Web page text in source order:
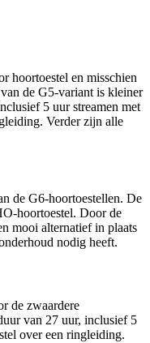
hoortoestel en misschien
de G5-variant is kleiner
5 uur streamen met
Verder zijn alle
de G6-hoortoestellen. De
hoortoestel. Door de
mooi alternatief in plaats
nodig heeft.
de zwaardere
van 27 uur, inclusief 5
over een ringleiding.